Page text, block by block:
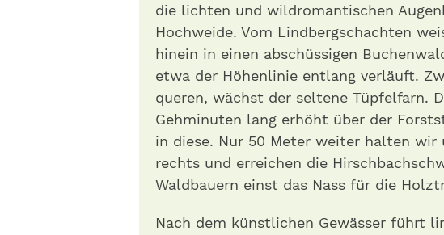
die lichten und wildromantischen
Hochweide. Vom Lindbergschachten
hinein in einen abschüssigen
etwa der Höhenlinie entlang verläuft.
queren, wächst der seltene Tüpfelfarn.
Gehminuten lang erhöht über der
in diese. Nur 50 Meter weiter halten wir
rechts und erreichen die
Waldbauern einst das Nass für die
Nach dem künstlichen Gewässer führt